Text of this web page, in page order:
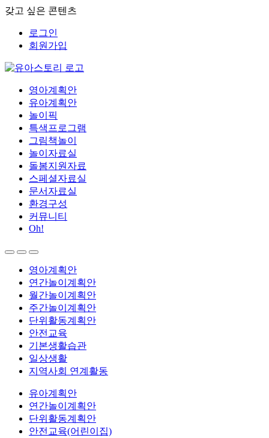
갖고 싶은 콘텐츠
로그인
회원가입
영아계획안
유아계획안
놀이픽
특색프로그램
그림책놀이
놀이자료실
돌봄지원자료
스페셜자료실
문서자료실
환경구성
커뮤니티
Oh!
영아계획안
연간놀이계획안
월간놀이계획안
주간놀이계획안
단위활동계획안
안전교육
기본생활습관
일상생활
지역사회 연계활동
유아계획안
연간놀이계획안
단위활동계획안
안전교육(어린이집)